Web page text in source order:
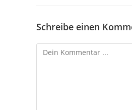
Schreibe einen
Kommentieren